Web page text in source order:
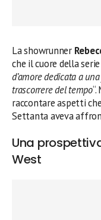
La showrunner
che il cuore della
d’amore dedicata a
trascorrere del tempo
raccontare aspetti
Settanta aveva
Una
West